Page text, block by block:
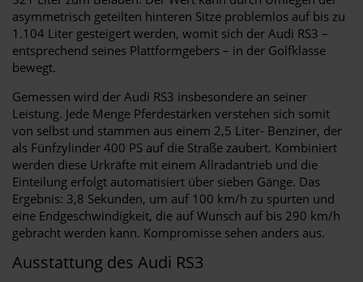
asymmetrisch geteilten hinteren Sitze problemlos auf bis zu
1.104 Liter gesteigert werden, womit sich der Audi RS3 –
entsprechend seines Plattformgebers – in der Golfklasse
bewegt.
Gemessen wird der Audi RS3 insbesondere an seiner
Leistung. Jede Menge Pferdestärken verstehen sich somit
von selbst und stammen aus einem 2,5 Liter- Benziner, der
als Fünfzylinder 400 PS auf die Straße zaubert. Kombiniert
werden diese Urkräfte mit einem Allradantrieb und die
Einteilung erfolgt automatisiert über sieben Gänge. Das
Ergebnis: 3,8 Sekunden, um auf 100 km/h zu spurten und
eine Endgeschwindigkeit, die auf Wunsch auf bis 290 km/h
gebracht werden kann. Kompromisse sehen anders aus.
Ausstattung des Audi RS3